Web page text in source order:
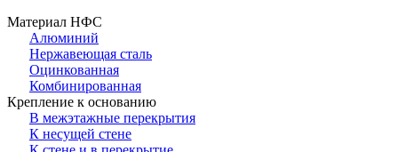
Материал НФС
Алюминий
Нержавеющая сталь
Оцинкованная
Комбинированная
Крепление к основанию
В межэтажные перекрытия
К несущей стене